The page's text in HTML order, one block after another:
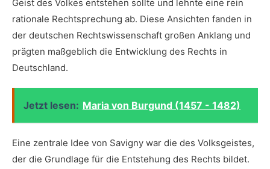
Geist des Volkes entstehen sollte und⁤ lehnte eine ‍rein
⁢rationale Rechtsprechung ab.⁣ Diese Ansichten fanden in
der deutschen Rechtswissenschaft großen Anklang und
prägten maßgeblich die⁤ Entwicklung des⁣ Rechts in⁤
Deutschland.
Jetzt lesen: Maria von Burgund (1457 - 1482)
Eine‌ zentrale Idee von Savigny war die des Volksgeistes,⁤
der die Grundlage für ⁣die‍ Entstehung des Rechts bildet.⁣